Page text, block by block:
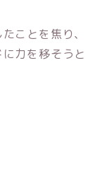
ことを焦り、
力を移そうと